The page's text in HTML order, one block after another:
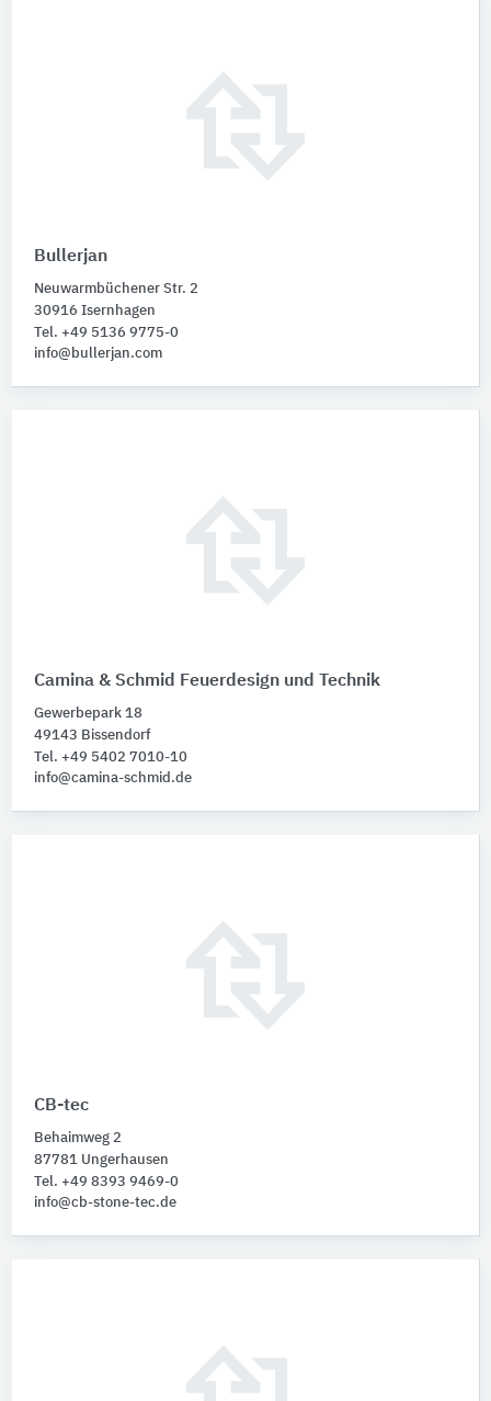
Bullerjan
Neuwarmbüchener Str. 2
30916 Isernhagen
Tel. +49 5136 9775-0
info@bullerjan.com
Camina & Schmid Feuerdesign und Technik
Gewerbepark 18
49143 Bissendorf
Tel. +49 5402 7010-10
info@camina-schmid.de
CB-tec
Behaimweg 2
87781 Ungerhausen
Tel. +49 8393 9469-0
info@cb-stone-tec.de